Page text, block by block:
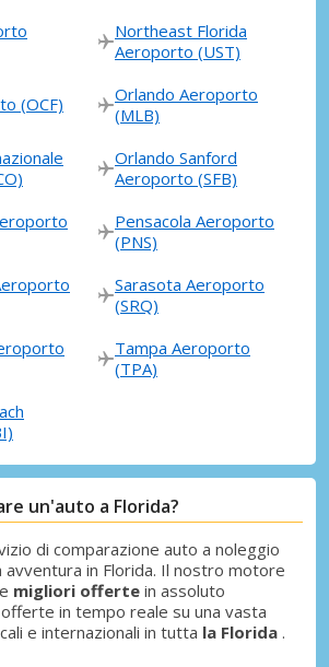
Northeast Florida
Aeroporto (UST)
(OCF)
Orlando Aeroporto
(MLB)
Orlando Sanford
Aeroporto (SFB)
Pensacola Aeroporto
(PNS)
Sarasota Aeroporto
(SRQ)
Tampa Aeroporto
(TPA)
un'auto a Florida?
di comparazione auto a noleggio
avventura in Florida. Il nostro motore
migliori offerte in assoluto
in tempo reale su una vasta
e internazionali in tutta la Florida .